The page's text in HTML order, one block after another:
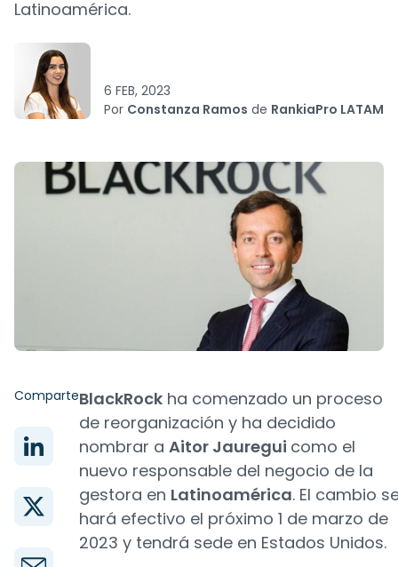
Latinoamérica.
6 FEB, 2023
Por Constanza Ramos de RankiaPro LATAM
ComparteBlackRock ha comenzado un proceso
de reorganización y ha decidido
nombrar a Aitor Jauregui como el
nuevo responsable del negocio de la
gestora en Latinoamérica. El cambio
hará efectivo el próximo 1 de marzo de
2023 y tendrá sede en Estados Unidos.